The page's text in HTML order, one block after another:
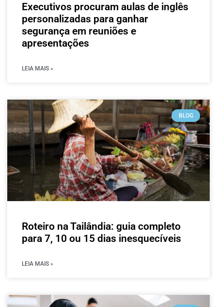
Executivos procuram aulas de inglês
personalizadas para ganhar
segurança em reuniões e
apresentações
LEIA MAIS »
BLOG
Roteiro na Tailândia: guia completo
para 7, 10 ou 15 dias inesquecíveis
LEIA MAIS »